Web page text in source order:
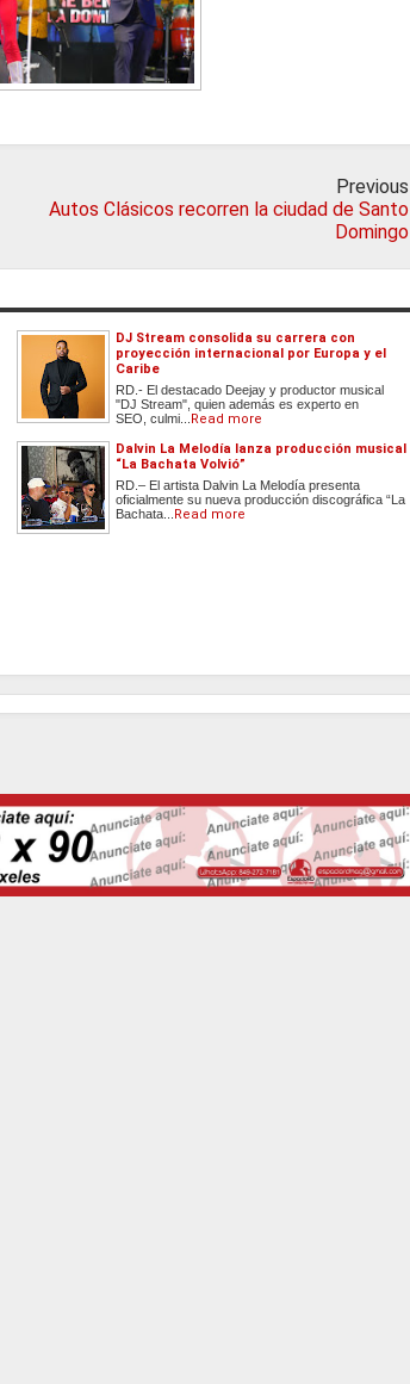
Previous
Autos Clásicos recorren la ciudad de Santo
Domingo
DJ Stream consolida su carrera con
proyección internacional por Europa y el
Caribe
RD.- El destacado Deejay y productor musical
"DJ Stream", quien además es experto en
SEO, culmi...
Read more
Dalvin La Melodía lanza producción musical
“La Bachata Volvió”
RD.– El artista Dalvin La Melodía presenta
oficialmente su nueva producción discográfica “La
Bachata...
Read more